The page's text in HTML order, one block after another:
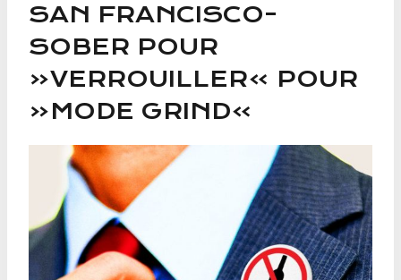
SAN FRANCISCO-
SOBER POUR
«VERROUILLER» POUR
«MODE GRIND»